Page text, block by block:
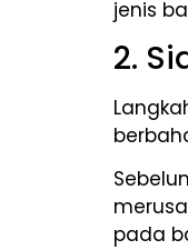
jenis
2.
pada